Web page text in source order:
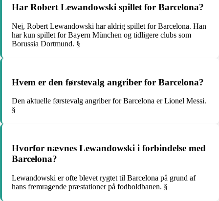
Har Robert Lewandowski spillet for Barcelona?
Nej, Robert Lewandowski har aldrig spillet for Barcelona. Han
har kun spillet for Bayern München og tidligere clubs som
Borussia Dortmund. §
Hvem er den førstevalg angriber for Barcelona?
Den aktuelle førstevalg angriber for Barcelona er Lionel Messi.
§
Hvorfor nævnes Lewandowski i forbindelse med
Barcelona?
Lewandowski er ofte blevet rygtet til Barcelona på grund af
hans fremragende præstationer på fodboldbanen. §